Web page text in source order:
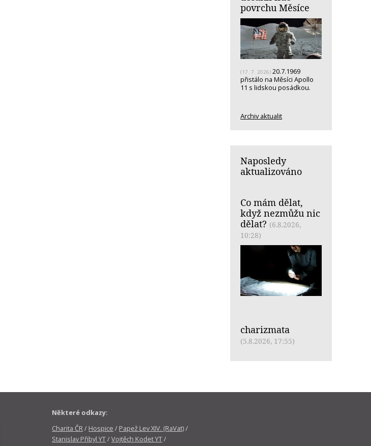
povrchu Měsíce
(17. 7. 2026) 20.7.1969
přistálo na Měsíci Apollo
11 s lidskou posádkou.
Archiv aktualit
Naposledy
aktualizováno
Co mám dělat,
když nezmůžu nic
dělat? (6.8.2026,
10:28)
charizmata
(5.8.2026, 17:55)
Některé odkazy:
Charita ČR / Hospice / Papež Lev XIV. (RaVat)/
Stanislav Přibyl YT/Vojtěch Kodet YT/